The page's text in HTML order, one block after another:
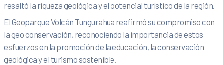
resaltó la riqueza geológica y el potencial turístico de la región.
El Geoparque Volcán Tungurahua reafirmó su compromiso con
la geo conservación, reconociendo la importancia de estos
esfuerzos en la promoción de la educación, la conservación
geológica y el turismo sostenible.